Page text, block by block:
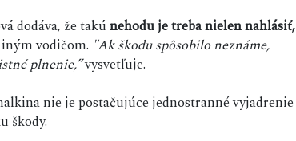
dodáva, že takúnehodu je treba nielen nahlásiť,
vodičom. "Ak škodu spôsobilo neznáme,
plnenie,”vysvetľuje.
nie je postačujúce jednostranné vyjadrenie
škody.